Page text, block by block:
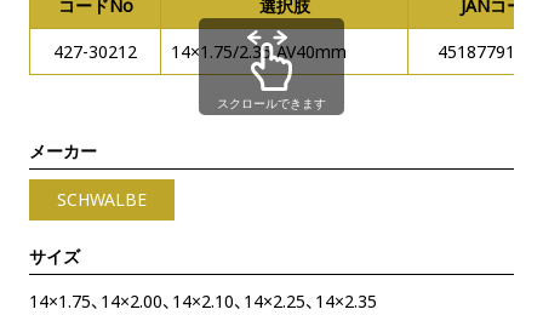
コードNo 選択肢
JANコード
427-30212
14×1.75/2.35 AV40mm
スクロールできます
メーカー
SCHWALBE
サイズ
14×1.75、14×2.00、14×2.10、14×2.25、14×2.35